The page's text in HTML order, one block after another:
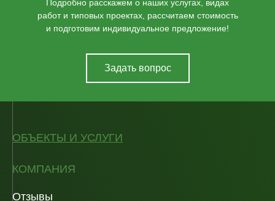
Подробно расскажем о наших услугах, видах
работ и типовых проектах, рассчитаем стоимость
и подготовим индивидуальное предложение!
Задать вопрос
ОБЪЕКТЫ И УСЛУГИ
КОМПАНИЯ
Отзывы